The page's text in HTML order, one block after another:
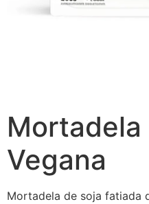
Mortadela
Vegana
Mortadela de soja fatiada